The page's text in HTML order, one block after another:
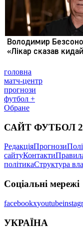
головна
матч-центр
прогнози
футбол +
Обране
САЙТ ФУТБОЛ
РедакціяПрогнози
сайтуКонтакти
політикаСтруктура
Соціальні мережі
facebookxyoutube
УКРАЇНА